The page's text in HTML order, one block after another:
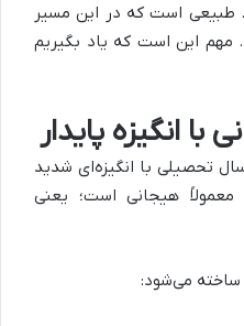
است که در این مسیر
مهم این است که یاد بگیریم
با انگیزه پایدار
تحصیلی با انگیزه‌ای شدید
معمولاً هیجانی است؛ یعنی
ساخته می‌شود: